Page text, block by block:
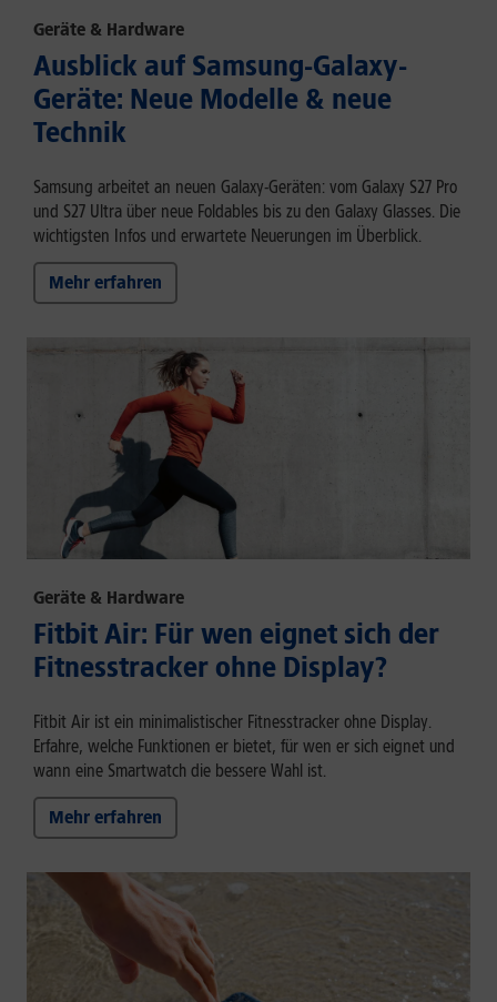
Geräte & Hardware
Ausblick auf Samsung-Galaxy-
Geräte: Neue Modelle & neue
Technik
Samsung arbeitet an neuen Galaxy-Geräten: vom Galaxy S27 Pro
und S27 Ultra über neue Foldables bis zu den Galaxy Glasses. Die
wichtigsten Infos und erwartete Neuerungen im Überblick.
Mehr erfahren
Geräte & Hardware
Fitbit Air: Für wen eignet sich der
Fitnesstracker ohne Display?
Fitbit Air ist ein minimalistischer Fitnesstracker ohne Display.
Erfahre, welche Funktionen er bietet, für wen er sich eignet und
wann eine Smartwatch die bessere Wahl ist.
Mehr erfahren